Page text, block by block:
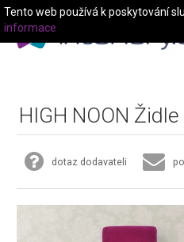
HIGH NOON
dotaz dodavateli
Tento web používá k poskytování
informace